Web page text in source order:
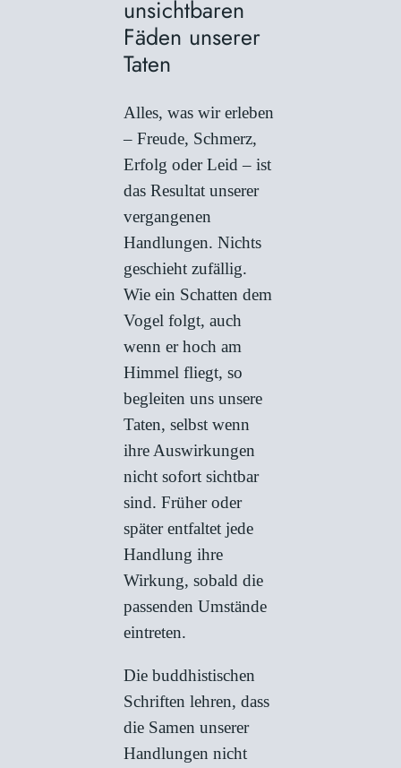
unsichtbaren
Fäden unserer
Taten
Alles, was wir erleben
– Freude, Schmerz,
Erfolg oder Leid – ist
das Resultat unserer
vergangenen
Handlungen. Nichts
geschieht zufällig.
Wie ein Schatten dem
Vogel folgt, auch
wenn er hoch am
Himmel fliegt, so
begleiten uns unsere
Taten, selbst wenn
ihre Auswirkungen
nicht sofort sichtbar
sind. Früher oder
später entfaltet jede
Handlung ihre
Wirkung, sobald die
passenden Umstände
eintreten.
Die buddhistischen
Schriften lehren, dass
die Samen unserer
Handlungen nicht